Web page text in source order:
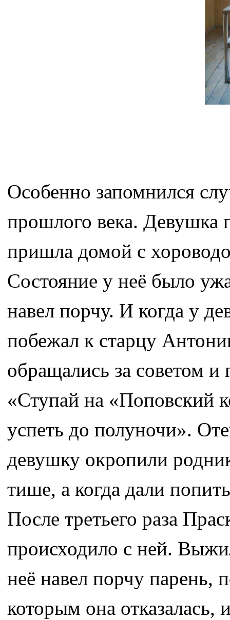
Особенно запомнился
прошлого века. Девушка
пришла домой с
Состояние у неё было
навел порчу. И когда у
побежал к старцу
обращались за советом
«Ступай на «Поповский
успеть до полуночи».
девушку окропили
тише, а когда дали
После третьего раза
происходило с ней.
неё навел порчу парень,
которым она отказалась,